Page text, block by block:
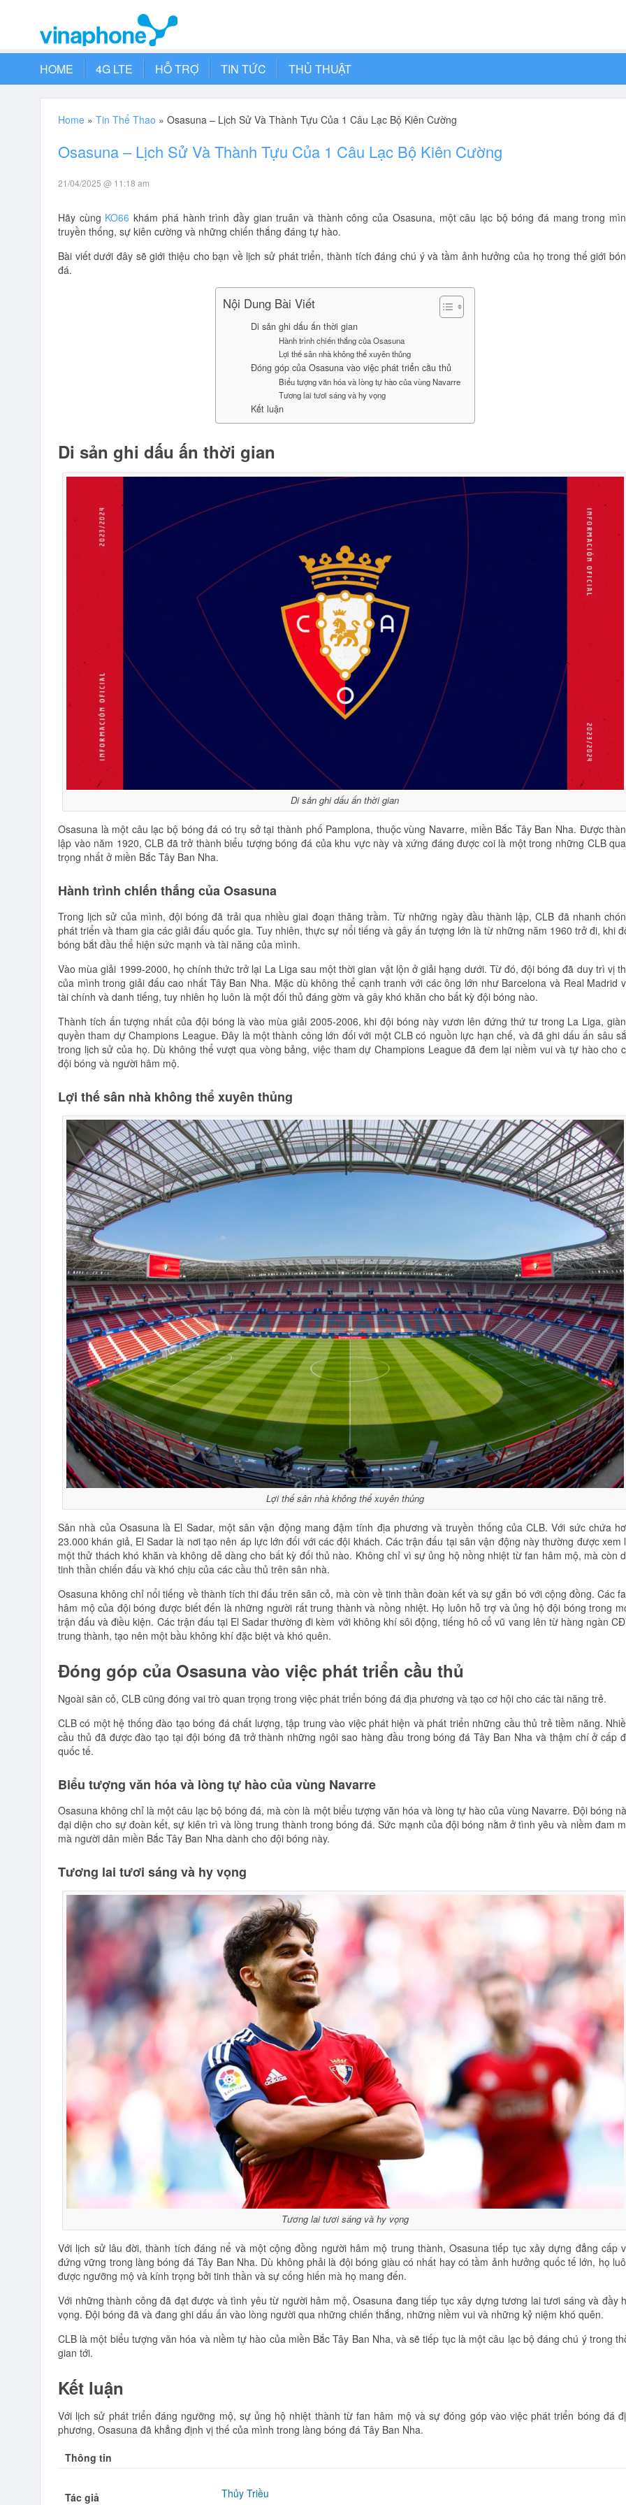
HOME 4G LTE HỖ TRỢ TIN TỨC THỦ THUẬT
Home » Tin Thể Thao » Osasuna – Lịch Sử Và Thành Tựu Của 1 Câu Lạc Bộ Kiên Cường
Osasuna – Lịch Sử Và Thành Tựu Của 1 Câu Lạc Bộ Kiên Cường
21/04/2025 @ 11:18 am
Hãy cùng KO66khám phá hành trình đầy gian truân và thành công của Osasuna, một câu lạc bộ bóng đá mang trong
truyền thống, sự kiên cường và những chiến thắng đáng tự hào.
Bài viết dưới đây sẽ giới thiệu cho bạn về lịch sử phát triển, thành tích đáng chú ý và tầm ảnh hưởng của họ trong thế giới
đá.
Nội Dung Bài Viết
Di sản ghi dấu ấn thời gian
Hành trình chiến thắng của Osasuna
Lợi thế sân nhà không thể xuyên thủng
Đóng góp của Osasuna vào việc phát triển cầu thủ
Biểu tượng văn hóa và lòng tự hào của vùng Navarre
Tương lai tươi sáng và hy vọng
Kết luận
Di sản ghi dấu ấn thời gian
Di sản ghi dấu ấn thời gian
Osasuna là một câu lạc bộ bóng đá có trụ sở tại thành phố Pamplona, thuộc vùng Navarre, miền Bắc Tây Ban Nha. Được
lập vào năm 1920, CLB đã trở thành biểu tượng bóng đá của khu vực này và xứng đáng được coi là một trong những CLB
trọng nhất ở miền Bắc Tây Ban Nha.
Hành trình chiến thắng của Osasuna
Trong lịch sử của mình, đội bóng đã trải qua nhiều giai đoạn thăng trầm. Từ những ngày đầu thành lập, CLB đã nhanh
phát triển và tham gia các giải đấu quốc gia. Tuy nhiên, thực sự nổi tiếng và gây ấn tượng lớn là từ những năm 1960 trở đi, khi
bóng bắt đầu thể hiện sức mạnh và tài năng của mình.
Vào mùa giải 1999-2000, họ chính thức trở lại La Liga sau một thời gian vật lộn ở giải hạng dưới. Từ đó, đội bóng đã duy trì vị
của mình trong giải đấu cao nhất Tây Ban Nha. Mặc dù không thể cạnh tranh với các ông lớn như Barcelona và Real Madrid
tài chính và danh tiếng, tuy nhiên họ luôn là một đối thủ đáng gờm và gây khó khăn cho bất kỳ đội bóng nào.
Thành tích ấn tượng nhất của đội bóng là vào mùa giải 2005-2006, khi đội bóng này vươn lên đứng thứ tư trong La Liga,
quyền tham dự Champions League. Đây là một thành công lớn đối với một CLB có nguồn lực hạn chế, và đã ghi dấu ấn sâu
trong lịch sử của họ. Dù không thể vượt qua vòng bảng, việc tham dự Champions League đã đem lại niềm vui và tự hào cho
đội bóng và người hâm mộ.
Lợi thế sân nhà không thể xuyên thủng
Lợi thế sân nhà không thể xuyên thủng
Sân nhà của Osasuna là El Sadar, một sân vận động mang đậm tính địa phương và truyền thống của CLB. Với sức chứa
23.000 khán giả, El Sadar là nơi tạo nên áp lực lớn đối với các đội khách. Các trận đấu tại sân vận động này thường được xem
một thử thách khó khăn và không dễ dàng cho bất kỳ đối thủ nào. Không chỉ vì sự ủng hộ nồng nhiệt từ fan hâm mộ, mà còn
tinh thần chiến đấu và khó chịu của các cầu thủ trên sân nhà.
Osasuna không chỉ nổi tiếng về thành tích thi đấu trên sân cỏ, mà còn về tinh thần đoàn kết và sự gắn bó với cộng đồng. Các
hâm mộ của đội bóng được biết đến là những người rất trung thành và nồng nhiệt. Họ luôn hỗ trợ và ủng hộ đội bóng trong
trận đấu và điều kiện. Các trận đấu tại El Sadar thường đi kèm với không khí sôi động, tiếng hô cổ vũ vang lên từ hàng ngàn
trung thành, tạo nên một bầu không khí đặc biệt và khó quên.
Đóng góp của Osasuna vào việc phát triển cầu thủ
Ngoài sân cỏ, CLB cũng đóng vai trò quan trọng trong việc phát triển bóng đá địa phương và tạo cơ hội cho các tài năng trẻ.
CLB có một hệ thống đào tạo bóng đá chất lượng, tập trung vào việc phát hiện và phát triển những cầu thủ trẻ tiềm năng.
cầu thủ đã được đào tạo tại đội bóng đã trở thành những ngôi sao hàng đầu trong bóng đá Tây Ban Nha và thậm chí ở cấp
quốc tế.
Biểu tượng văn hóa và lòng tự hào của vùng Navarre
Osasuna không chỉ là một câu lạc bộ bóng đá, mà còn là một biểu tượng văn hóa và lòng tự hào của vùng Navarre. Đội bóng
đại diện cho sự đoàn kết, sự kiên trì và lòng trung thành trong bóng đá. Sức mạnh của đội bóng nằm ở tình yêu và niềm đam
mà người dân miền Bắc Tây Ban Nha dành cho đội bóng này.
Tương lai tươi sáng và hy vọng
Tương lai tươi sáng và hy vọng
Với lịch sử lâu đời, thành tích đáng nể và một cộng đồng người hâm mộ trung thành, Osasuna tiếp tục xây dựng đẳng cấp
đứng vững trong làng bóng đá Tây Ban Nha. Dù không phải là đội bóng giàu có nhất hay có tầm ảnh hưởng quốc tế lớn, họ
được ngưỡng mộ và kính trọng bởi tinh thần và sự cống hiến mà họ mang đến.
Với những thành công đã đạt được và tình yêu từ người hâm mộ, Osasuna đang tiếp tục xây dựng tương lai tươi sáng và đầy
vọng. Đội bóng đã và đang ghi dấu ấn vào lòng người qua những chiến thắng, những niềm vui và những kỷ niệm khó quên.
CLB là một biểu tượng văn hóa và niềm tự hào của miền Bắc Tây Ban Nha, và sẽ tiếp tục là một câu lạc bộ đáng chú ý trong
gian tới.
Kết luận
Với lịch sử phát triển đáng ngưỡng mộ, sự ủng hộ nhiệt thành từ fan hâm mộ và sự đóng góp vào việc phát triển bóng đá
phương, Osasuna đã khẳng định vị thế của mình trong làng bóng đá Tây Ban Nha.
Thông tin
Tác giả Thủy Triều